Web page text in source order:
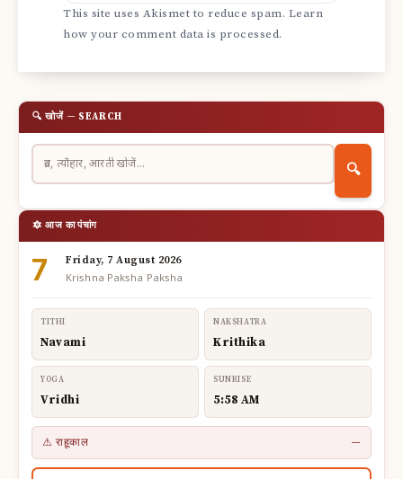
This site uses Akismet to reduce spam. Learn
how your comment data is processed.
🔍 खोजें — SEARCH
🔍
🔯 आज का पंचांग
7 Friday, 7 August 2026
Krishna Paksha Paksha
TITHI
Navami
NAKSHATRA
Krithika
YOGA
Vridhi
SUNRISE
5:58 AM
⚠ राहूकाल —